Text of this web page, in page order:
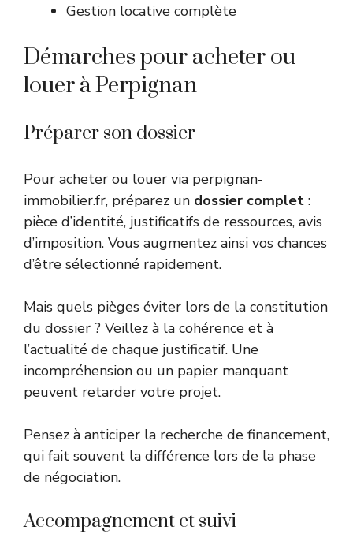
Gestion locative complète
Démarches pour acheter ou
louer à Perpignan
Préparer son dossier
Pour acheter ou louer via perpignan-
immobilier.fr, préparez un dossier complet :
pièce d’identité, justificatifs de ressources, avis
d’imposition. Vous augmentez ainsi vos chances
d’être sélectionné rapidement.
Mais quels pièges éviter lors de la constitution
du dossier ? Veillez à la cohérence et à
l’actualité de chaque justificatif. Une
incompréhension ou un papier manquant
peuvent retarder votre projet.
Pensez à anticiper la recherche de financement,
qui fait souvent la différence lors de la phase
de négociation.
Accompagnement et suivi